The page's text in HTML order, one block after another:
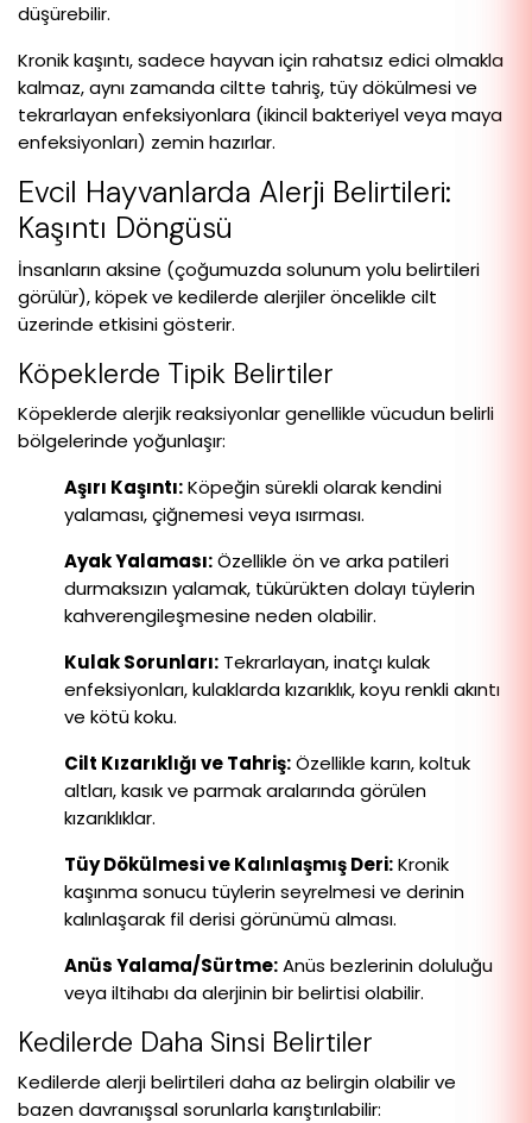
düşürebilir.
Kronik kaşıntı, sadece hayvan için rahatsız edici olmakla
kalmaz, aynı zamanda ciltte tahriş, tüy dökülmesi ve
tekrarlayan enfeksiyonlara (ikincil bakteriyel veya maya
enfeksiyonları) zemin hazırlar.
Evcil Hayvanlarda Alerji Belirtileri:
Kaşıntı Döngüsü
İnsanların aksine (çoğumuzda solunum yolu belirtileri
görülür), köpek ve kedilerde alerjiler öncelikle cilt
üzerinde etkisini gösterir.
Köpeklerde Tipik Belirtiler
Köpeklerde alerjik reaksiyonlar genellikle vücudun belirli
bölgelerinde yoğunlaşır:
Aşırı Kaşıntı:Köpeğin sürekli olarak kendini
yalaması, çiğnemesi veya ısırması.
Ayak Yalaması:Özellikle ön ve arka patileri
durmaksızın yalamak, tükürükten dolayı tüylerin
kahverengileşmesine neden olabilir.
Kulak Sorunları: Tekrarlayan, inatçı kulak
enfeksiyonları, kulaklarda kızarıklık, koyu renkli akıntı
ve kötü koku.
Cilt Kızarıklığı ve Tahriş:Özellikle karın, koltuk
altları, kasık ve parmak aralarında görülen
kızarıklıklar.
Tüy Dökülmesi ve Kalınlaşmış Deri:Kronik
kaşınma sonucu tüylerin seyrelmesi ve derinin
kalınlaşarak fil derisi görünümü alması.
Anüs Yalama/Sürtme:Anüs bezlerinin doluluğu
veya iltihabı da alerjinin bir belirtisi olabilir.
Kedilerde Daha Sinsi Belirtiler
Kedilerde alerji belirtileri daha az belirgin olabilir ve
bazen davranışsal sorunlarla karıştırılabilir: